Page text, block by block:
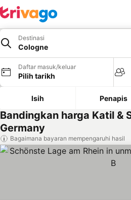
Destinasi
Cologne
Daftar masuk/keluar
Pilih tarikh
Isih Penapis
Bandingkan harga Katil &
Germany
Bagaimana bayaran mempengaruhi hasil